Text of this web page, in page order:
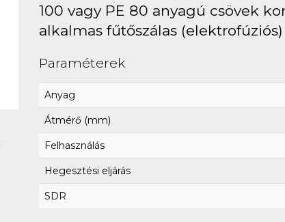
100 vagy PE 80 anyagú csövek
alkalmas fűtőszálas
Paraméterek
Anyag
Átmérő (mm)
Felhasználás
Hegesztési eljárás
SDR